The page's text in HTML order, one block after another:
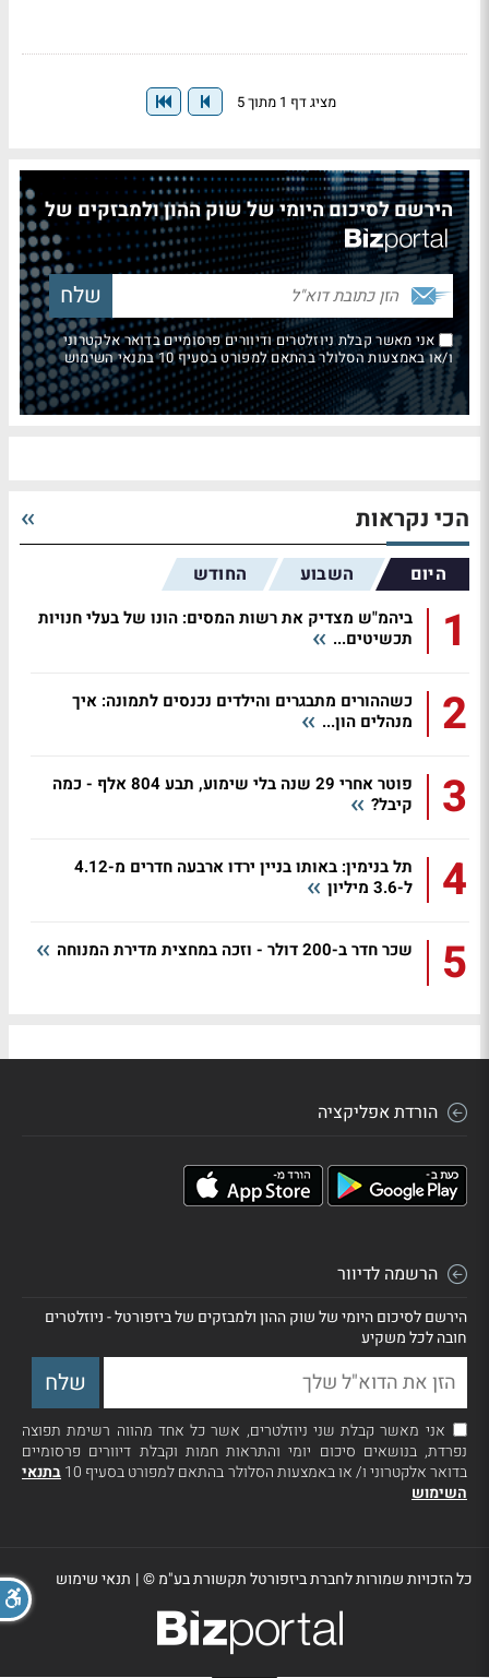
מציג דף 1 מתוך 5
הירשם לסיכום היומי של שוק ההון ולמבזקים של
אני מאשר קבלת ניוזלטרים ודיוורים פרסומיים בדואר אלקטרוני
ו/או באמצעות הסלולר בהתאם למפורט בסעיף 10 בתנאי השימוש
הכי נקראות
היום השבוע החודש
1
ביהמ"ש מצדיק את רשות המסים: הונו של בעלי חנויות
תכשיטים...
2
כשההורים מתבגרים והילדים נכנסים לתמונה: איך
מנהלים הון...
3
פוטר אחרי 29 שנה בלי שימוע, תבע 804 אלף - כמה
קיבל?
4
תל בנימין: באותו בניין ירדו ארבעה חדרים מ-4.12
ל-3.6 מיליון
5 שכר חדר ב-200 דולר - וזכה במחצית מדירת המנוחה
הורדת אפליקציה
הרשמה לדיוור
הירשם לסיכום היומי של שוק ההון ולמבזקים של ביזפורטל - ניוזלטרים
חובה לכל משקיע
אני מאשר קבלת שני ניוזלטרים, אשר כל אחד מהווה רשימת תפוצה
נפרדת, בנושאים סיכום יומי והתראות חמות וקבלת דיוורים פרסומיים
בדואר אלקטרוני ו/ או באמצעות הסלולר בהתאם למפורט בסעיף 10
בתנאי
השימוש
כל הזכויות שמורות לחברת ביזפורטל תקשורת בע"מ ©| תנאי שימוש